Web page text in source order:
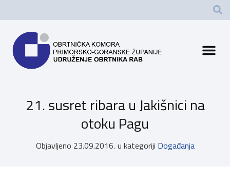
21. susret ribara u Jakišnici na
otoku Pagu
Objavljeno 23.09.2016. u kategoriji Događanja